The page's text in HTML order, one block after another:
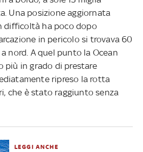
Una posizione aggiornata
difficoltà ha poco dopo
in pericolo si trovava 60
nord. A quel punto la Ocean
più in grado di prestare
ripreso la rotta
che è stato raggiunto senza
LEGGI ANCHE